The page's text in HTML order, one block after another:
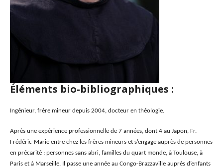
Éléments bio-bibliographiques :
Ingénieur, frère mineur depuis 2004, docteur en théologie.
Après une expérience professionnelle de 7 années, dont 4 au Japon, Fr.
Frédéric-Marie entre chez les frères mineurs et s’engage auprès de personnes
en précarité : personnes sans abri, familles du quart monde, à Toulouse, à
Paris et à Marseille. Il passe une année au Congo-Brazzaville auprès d’enfants